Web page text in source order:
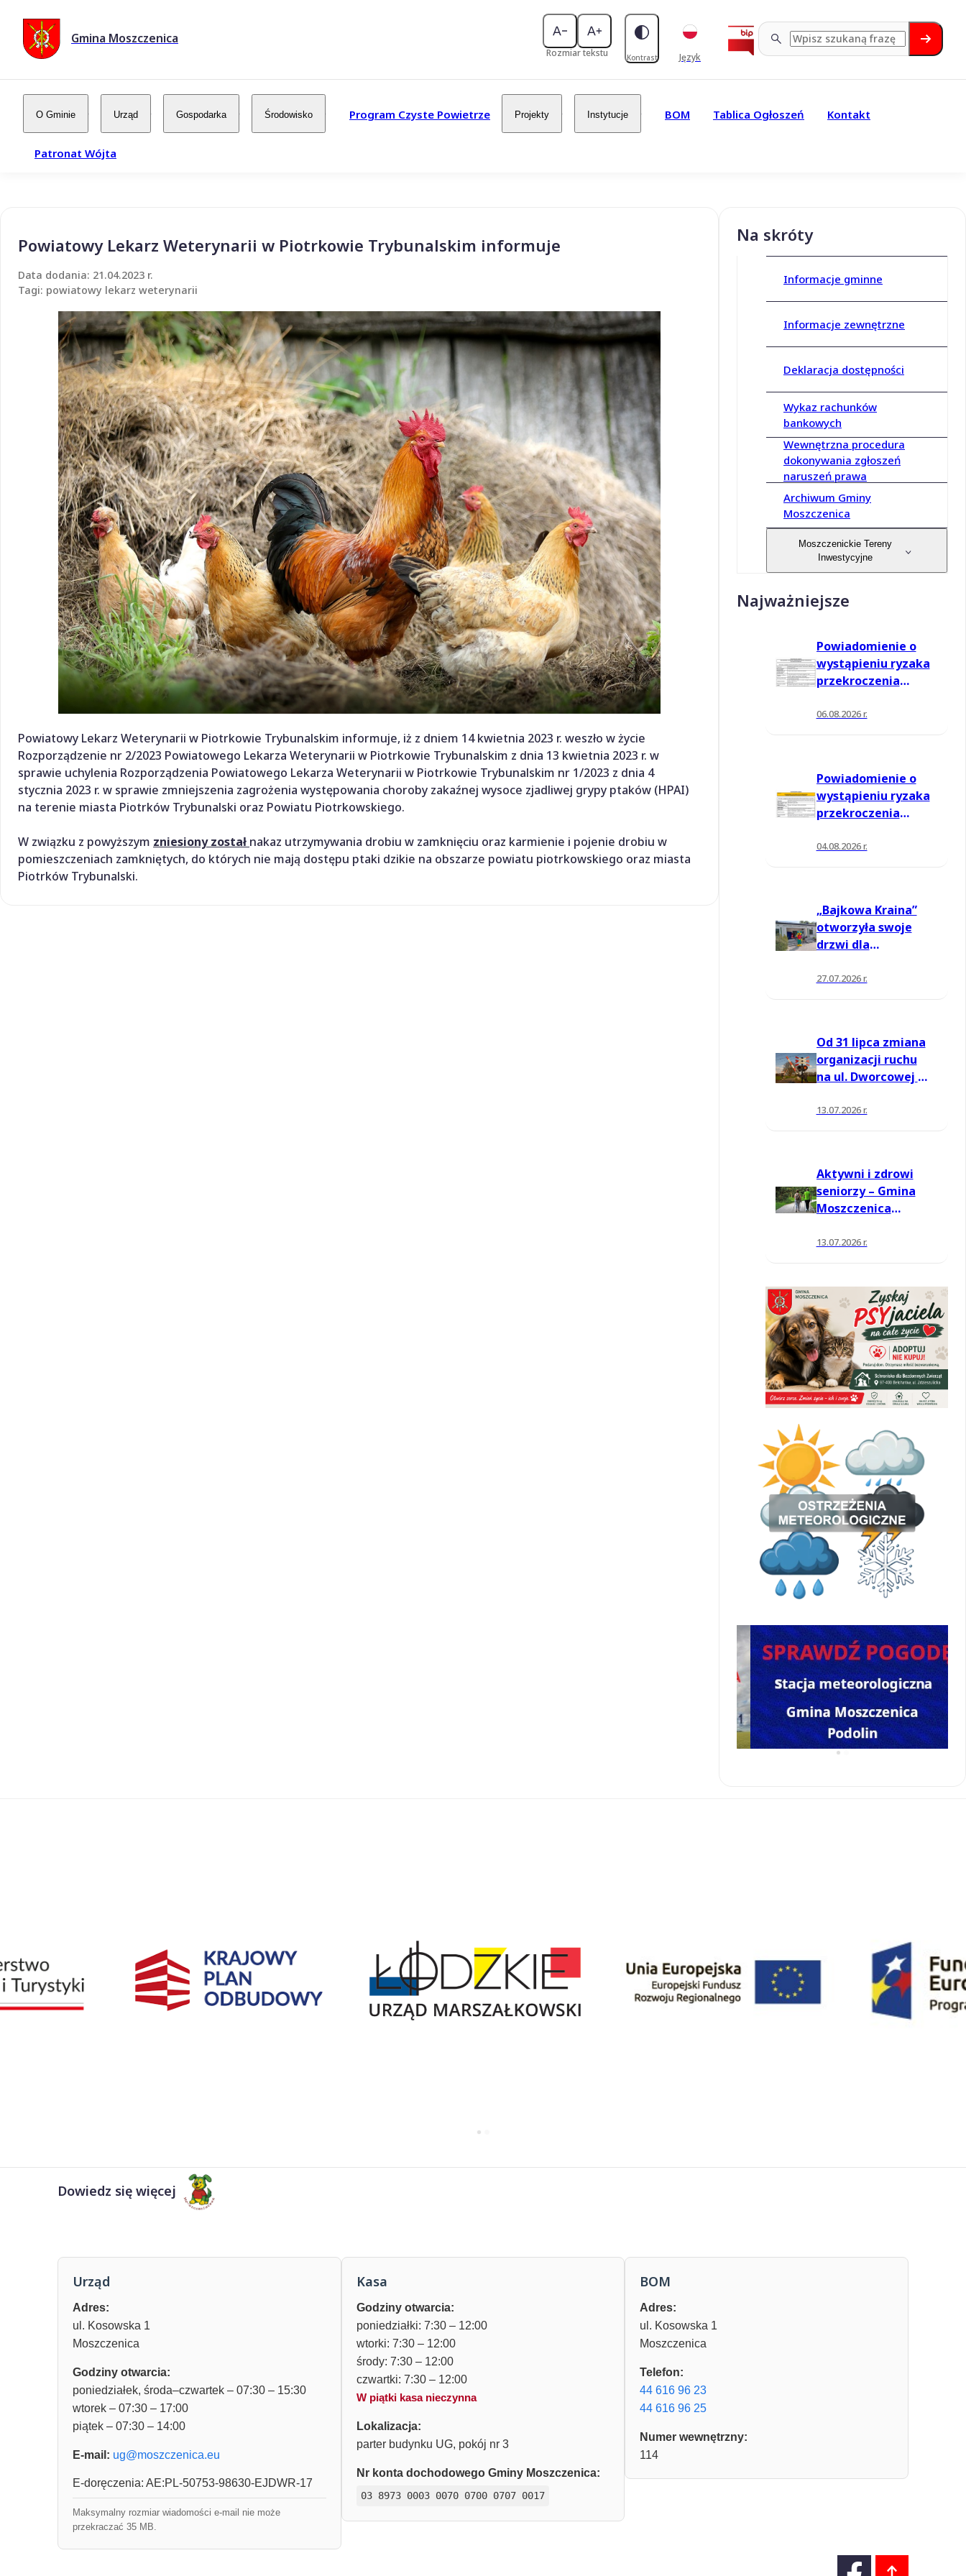
Gmina Moszczenica
Rozmiar tekstu Kontrast Język
O Gminie Urząd Gospodarka Środowisko Program Czyste Powietrze Projekty Instytucje BOM Tablica Ogłoszeń Kontakt
Patronat Wójta
Powiatowy Lekarz Weterynarii w Piotrkowie Trybunalskim informuje
Data dodania: 21.04.2023 r.
Tagi: powiatowy lekarz weterynarii
Powiatowy Lekarz Weterynarii w Piotrkowie Trybunalskim informuje, iż z dniem 14 kwietnia 2023 r. weszło w życie
Rozporządzenie nr 2/2023 Powiatowego Lekarza Weterynarii w Piotrkowie Trybunalskim z dnia 13 kwietnia 2023 r. w
sprawie uchylenia Rozporządzenia Powiatowego Lekarza Weterynarii w Piotrkowie Trybunalskim nr 1/2023 z dnia 4
stycznia 2023 r. w sprawie zmniejszenia zagrożenia występowania choroby zakaźnej wysoce zjadliwej grypy ptaków (HPAI)
na terenie miasta Piotrków Trybunalski oraz Powiatu Piotrkowskiego.
W związku z powyższym zniesiony został nakaz utrzymywania drobiu w zamknięciu oraz karmienie i pojenie drobiu w
pomieszczeniach zamkniętych, do których nie mają dostępu ptaki dzikie na obszarze powiatu piotrkowskiego oraz miasta
Piotrków Trybunalski.
Na skróty
Informacje gminne
Informacje zewnętrzne
Deklaracja dostępności
Wykaz rachunków
bankowych
Wewnętrzna procedura
dokonywania zgłoszeń
naruszeń prawa
Archiwum Gminy
Moszczenica
Moszczenickie Tereny
Inwestycyjne
Najważniejsze
Powiadomienie o
wystąpieniu ryzaka
przekroczenia
informowania dla
06.08.2026 r.
Powiadomienie o
wystąpieniu ryzaka
przekroczenia
informowania dla
04.08.2026 r.
„Bajkowa Kraina”
otworzyła swoje
drzwi dla
27.07.2026 r.
Od 31 lipca zmiana
organizacji ruchu
na ul. Dworcowej w
13.07.2026 r.
Aktywni i zdrowi
seniorzy – Gmina
Moszczenica
na nowe zajęcia
13.07.2026 r.
Dowiedz się więcej
Urząd
Adres:
ul. Kosowska 1
Moszczenica
Godziny otwarcia:
poniedziałek, środa–czwartek – 07:30 – 15:30
wtorek – 07:30 – 17:00
piątek – 07:30 – 14:00
E-mail: ug@moszczenica.eu
E-doręczenia: AE:PL-50753-98630-EJDWR-17
Maksymalny rozmiar wiadomości e-mail nie może
przekraczać 35 MB.
Kasa
Godziny otwarcia:
poniedziałki: 7:30 – 12:00
wtorki: 7:30 – 12:00
środy: 7:30 – 12:00
czwartki: 7:30 – 12:00
W piątki kasa nieczynna
Lokalizacja:
parter budynku UG, pokój nr 3
Nr konta dochodowego Gminy Moszczenica:
03 8973 0003 0070 0700 0707 0017
BOM
Adres:
ul. Kosowska 1
Moszczenica
Telefon:
44 616 96 23
44 616 96 25
Numer wewnętrzny:
114